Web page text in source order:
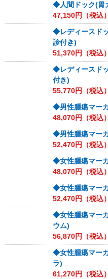
◆人間ドック(胃
47,150円（税込）
◆レディースド
診付き)
51,370円（税込）
◆レディースド
付き)
55,770円（税込）
◆男性腫瘍マー
48,070円（税込）
◆男性腫瘍マー
52,470円（税込）
◆女性腫瘍マー
48,070円（税込）
◆女性腫瘍マー
52,470円（税込）
◆女性腫瘍マー
ウム)
56,870円（税込）
◆女性腫瘍マー
ラ)
61,270円（税込）